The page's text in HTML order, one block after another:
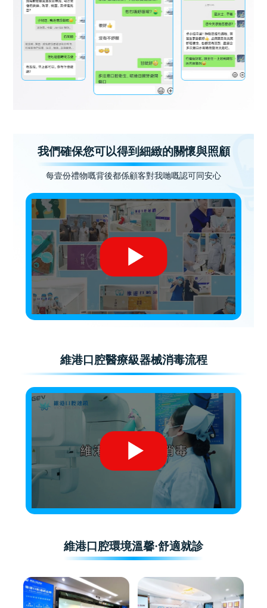
我們確保您可以得到細緻的關懷與照顧
每壹份禮物嘅背後都係顧客對我哋嘅認可同安心
維港口腔醫療級器械消毒流程
維港口腔環境溫馨·舒適就診